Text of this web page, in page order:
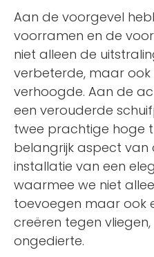
Aan de voorgevel
voorramen en de
niet alleen de
verbeterde, maar
verhoogde. Aan de
een verouderde
twee prachtige hoge
belangrijk aspect
installatie van een
waarmee we niet
toevoegen maar ook
creëren tegen
ongedierte.